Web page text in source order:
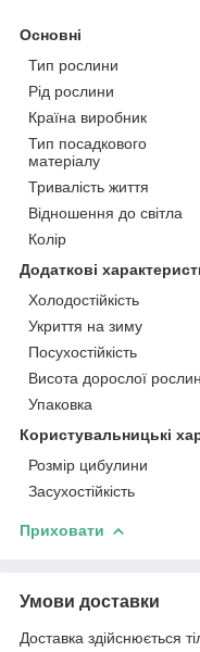
Основні
Тип рослини
Рід рослини
Країна виробник
Тип посадкового
матеріалу
Тривалість життя
Відношення до світла
Колір
Додаткові
Холодостійкість
Укриття на зиму
Посухостійкість
Висота дорослої
Упаковка
Користувальницькі
Розмір цибулини
Засухостійкість
Приховати
Умови доставки
Доставка здійснюється